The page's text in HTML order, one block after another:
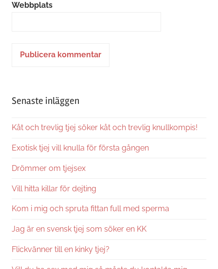
Webbplats
Senaste inläggen
Kåt och trevlig tjej söker kåt och trevlig knullkompis!
Exotisk tjej vill knulla för första gången
Drömmer om tjejsex
Vill hitta killar för dejting
Kom i mig och spruta fittan full med sperma
Jag är en svensk tjej som söker en KK
Flickvänner till en kinky tjej?